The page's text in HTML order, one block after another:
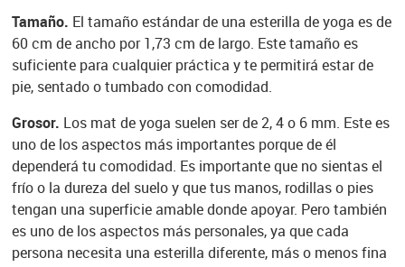
Tamaño. El tamaño estándar de una esterilla de yoga es de
60 cm de ancho por 1,73 cm de largo. Este tamaño es
suficiente para cualquier práctica y te permitirá estar de
pie, sentado o tumbado con comodidad.
Grosor. Los mat de yoga suelen ser de 2, 4 o 6 mm. Este es
uno de los aspectos más importantes porque de él
dependerá tu comodidad. Es importante que no sientas el
frío o la dureza del suelo y que tus manos, rodillas o pies
tengan una superficie amable donde apoyar. Pero también
es uno de los aspectos más personales, ya que cada
persona necesita una esterilla diferente, más o menos fina